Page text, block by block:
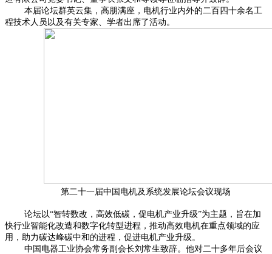
本届论坛群英云集，高朋满座，电机行业内外的二百四十余名工
程技术人员以及有关专家、学者出席了活动。
第二十一届中国电机及系统发展论坛会议现场
论坛以“智转数改，高效低碳，促电机产业升级”为主题，旨在加
快行业智能化改造和数字化转型进程，推动高效电机在重点领域的应
用，助力碳达峰碳中和的进程，促进电机产业升级。
中国电器工业协会常务副会长刘常生致辞。他对二十多年后会议